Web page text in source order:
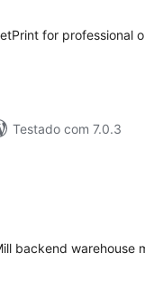
for professional
Testado com 7.0.3
backend warehouse